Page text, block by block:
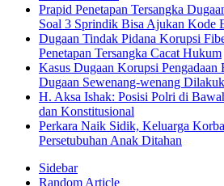
Prapid Penetapan Tersangka
Soal 3 Sprindik Bisa Ajukan Kode
Dugaan Tindak Pidana Korupsi
Penetapan Tersangka Cacat Hukum
Kasus Dugaan Korupsi
Dugaan Sewenang-wenang
H. Aksa Ishak: Posisi Polri di
dan Konstitusional
Perkara Naik Sidik, Keluarga
Persetubuhan Anak Ditahan
Sidebar
Random Article